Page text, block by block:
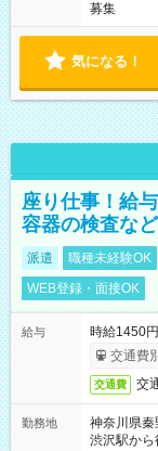
募集
気になる！
座り仕事！給
容器の検査など
派遣 職種未経験OK
WEB登録・面接OK
給与
時給1450円
交通費
交通費 交
勤務地
神奈川県秦
渋沢駅か